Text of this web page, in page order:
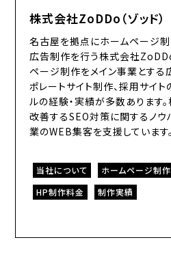
株式会社ZoDDo（ゾッド）
名古屋を拠点にホームページ制
広告制作を行う株式会社
ページ制作をメイン事業とする
ポレートサイト制作、採用サイ
ルの経験・実績が多数あります
改善するSEO対策に関するノウ
業のWEB集客を支援しています。
当社について ホームページ制作
HP制作料金
制作実績